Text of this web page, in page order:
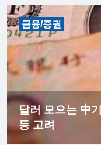
금융/증권
달러 모으는 中
등 고려